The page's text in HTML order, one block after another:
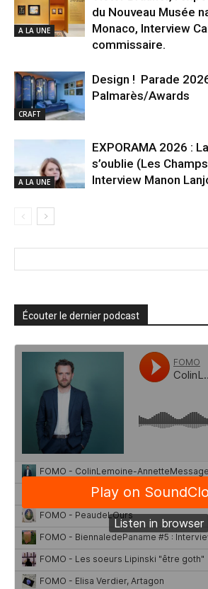
A LA UNE
du Nouveau Musée
Monaco, Interview
commissaire.
CRAFT
Design ! Parade
Palmarès/Awards
A LA UNE
EXPORAMA 2026 :
s’oublie (Les
Interview Manon
Écouter le dernier podcast